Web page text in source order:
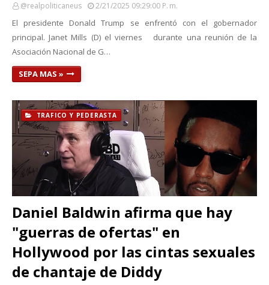
@realpoliticaneus 2/21/2025 09:29:00 P. M.
El presidente Donald Trump se enfrentó con el gobernador
principal. Janet Mills (D) el viernes durante una reunión de la
Asociación Nacional de G…
SEPA MAS »
TRAFICO Y PEDERASTA
Daniel Baldwin afirma que hay
"guerras de ofertas" en
Hollywood por las cintas sexuales
de chantaje de Diddy